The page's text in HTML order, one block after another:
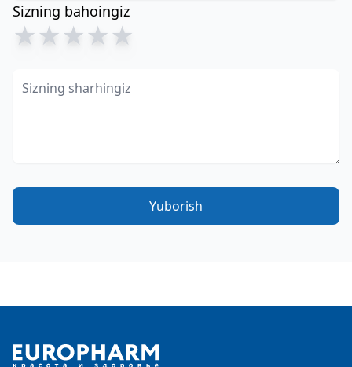
Sizning bahoingiz
★★★★★
Yuborish